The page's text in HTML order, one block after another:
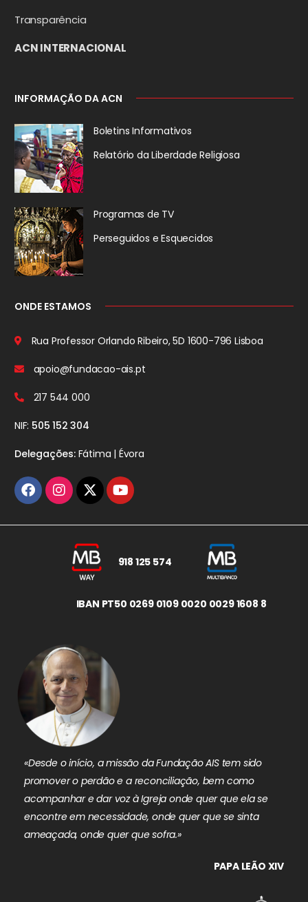
Transparência
ACN INTERNACIONAL
INFORMAÇÃO DA ACN
Boletins Informativos
Relatório da Liberdade Religiosa
Programas de TV
Perseguidos e Esquecidos
ONDE ESTAMOS
Rua Professor Orlando Ribeiro, 5D 1600-796 Lisboa
apoio@fundacao-ais.pt
217 544 000
NIF: 505 152 304
Delegações:Fátima | Évora
918 125 574
IBAN PT50 0269 0109 0020 0029 1608 8
«Desde o início, a missão da Fundação AIS tem sido
promover o perdão e a reconciliação, bem como
acompanhar e dar voz à Igreja onde quer que ela se
encontre em necessidade, onde quer que se sinta
ameaçada, onde quer que sofra.»
PAPA LEÃO XIV